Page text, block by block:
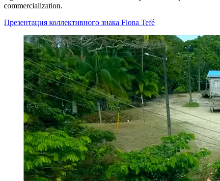
commercialization.
Презентация коллективного знака Flona Tefé